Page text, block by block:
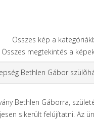
Összes kép a
Összes megtekintés a
Bethlen Gábor
Bethlen Gáborra,
sikerült felújítatni. Az